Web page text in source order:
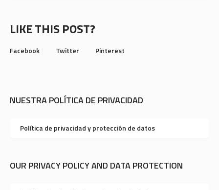
LIKE THIS POST?
Facebook Twitter Pinterest
NUESTRA POLÍTICA DE PRIVACIDAD
Política de privacidad y protección de datos
OUR PRIVACY POLICY AND DATA PROTECTION